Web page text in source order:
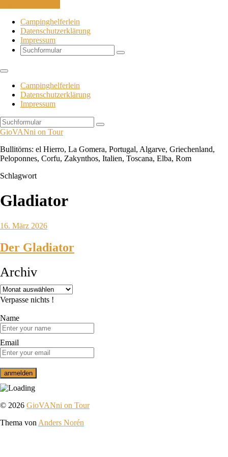
Campinghelferlein
Datenschutzerklärung
Impressum
Search
Campinghelferlein
Datenschutzerklärung
Impressum
Search
GioVANni on Tour
Bullitörns: el Hierro, La Gomera, Portugal, Algarve, Griechenland,
Peloponnes, Corfu, Zakynthos, Italien, Toscana, Elba, Rom
Schlagwort
Gladiator
16. März 2026
Der Gladiator
Archiv
Verpasse nichts !
Name
Email
© 2026 GioVANni on Tour
Thema von Anders Norén